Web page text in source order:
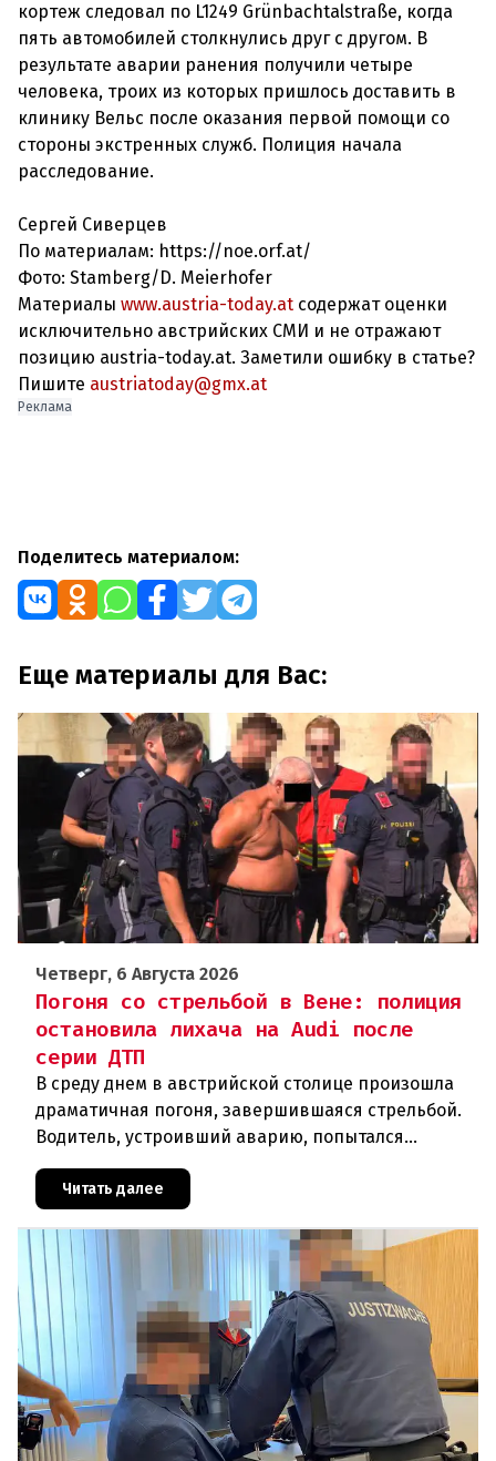
кортеж следовал по L1249 Grünbachtalstraße, когда
пять автомобилей столкнулись друг с другом. В
результате аварии ранения получили четыре
человека, троих из которых пришлось доставить в
клинику Вельс после оказания первой помощи со
стороны экстренных служб. Полиция начала
расследование.
Сергей Сиверцев
По материалам: https://noe.orf.at/
Фото: Stamberg/D. Meierhofer
Материалы www.austria-today.at содержат оценки
исключительно австрийских СМИ и не отражают
позицию austria-today.at. Заметили ошибку в статье?
Пишите austriatoday@gmx.at
Реклама
Поделитесь материалом:
Еще материалы для Вас:
Четверг, 6 Августа 2026
Погоня со стрельбой в Вене: полиция
остановила лихача на Audi после
серии ДТП
В среду днем в австрийской столице произошла
драматичная погоня, завершившаяся стрельбой.
Водитель, устроивший аварию, попытался
скрыться от полиции, спровоцировав несколько
новых столкновений.Что слу
Читать далее